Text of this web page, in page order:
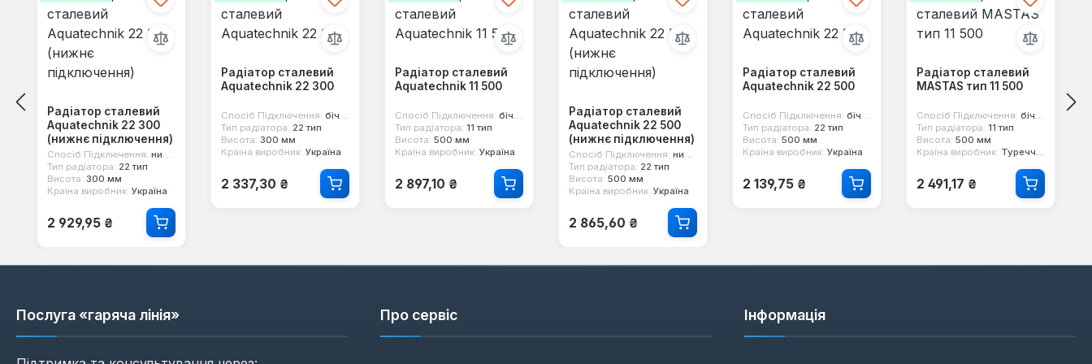
Радіатор сталевий
Aquatechnik 22 300
(нижнє підключення)
Спосіб Підключення: нижнє
Тип радіатора: 22 тип
Висота: 300 мм
Країна виробник: Україна
Звичайна ціна:
2 929,95 ₴
Радіатор сталевий
Aquatechnik 22 300
Спосіб Підключення: бічне
Тип радіатора: 22 тип
Висота: 300 мм
Країна виробник: Україна
Звичайна ціна:
2 337,30 ₴
Радіатор сталевий
Aquatechnik 11 500
Спосіб Підключення: бічне
Тип радіатора: 11 тип
Висота: 500 мм
Країна виробник: Україна
Звичайна ціна:
2 897,10 ₴
Радіатор сталевий
Aquatechnik 22 500
(нижнє підключення)
Спосіб Підключення: нижнє
Тип радіатора: 22 тип
Висота: 500 мм
Країна виробник: Україна
Звичайна ціна:
2 865,60 ₴
Радіатор сталевий
Aquatechnik 22 500
Спосіб Підключення: бічне
Тип радіатора: 22 тип
Висота: 500 мм
Країна виробник: Україна
Звичайна ціна:
2 139,75 ₴
Радіатор сталевий
MASTAS тип 11 500
Спосіб Підключення: бічне
Тип радіатора: 11 тип
Висота: 500 мм
Країна виробник: Туреччина
Звичайна ціна:
2 491,17 ₴
Послуга «гаряча лінія» Про сервіс Інформація